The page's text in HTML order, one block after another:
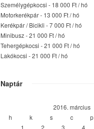
Személygépkocsi - 18 000 Ft / hó
Motorkerékpár - 13 000 Ft / hó
Kerékpár / Bicikli - 7 000 Ft / hó
Minibusz - 21 000 Ft / hó
Tehergépkocsi - 21 000 Ft / hó
Lakókocsi - 21 000 Ft / hó
Naptár
2016. március
h
k s c p
1 2 3 4